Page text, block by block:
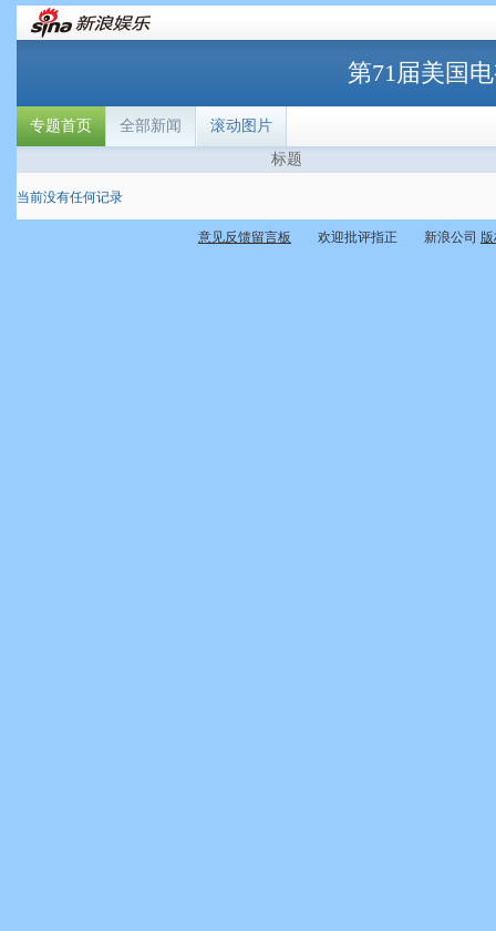
第71届美国
专题首页 全部新闻
滚动图片
标题
当前没有任何记录
意见反馈留言板 欢迎批评指正 新浪公司